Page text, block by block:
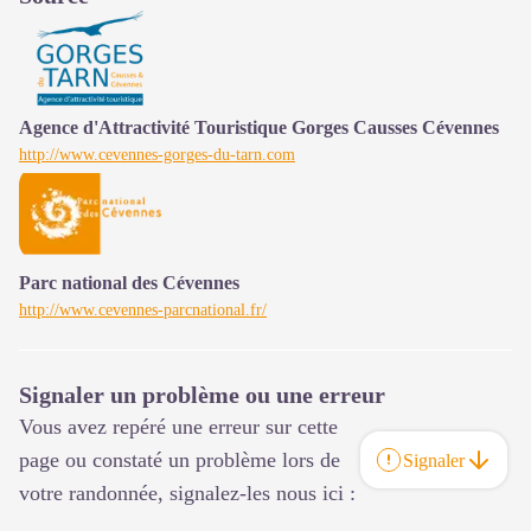
Agence d'Attractivité Touristique Gorges Causses Cévennes
http://www.cevennes-gorges-du-tarn.com
Parc national des Cévennes
http://www.cevennes-parcnational.fr/
Signaler un problème ou une erreur
Vous avez repéré une erreur sur cette
page ou constaté un problème lors de
votre randonnée, signalez-les nous ici :
Signaler